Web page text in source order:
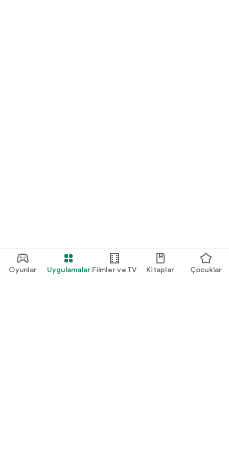
Oyunlar Uygulamalar Filmler ve TV Kitaplar Çocuklar